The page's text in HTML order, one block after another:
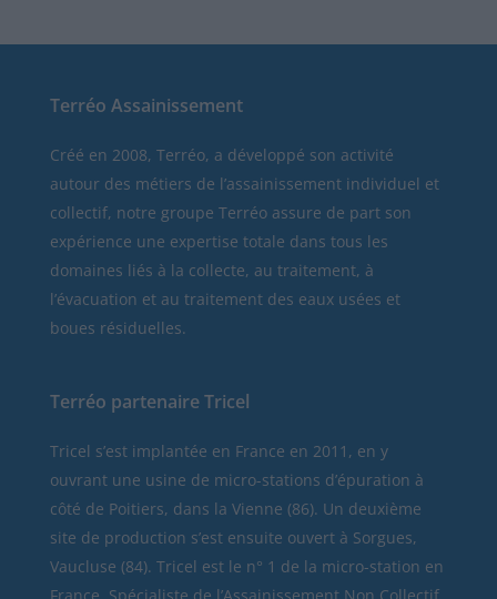
Terréo Assainissement
Créé en 2008, Terréo, a développé son activité
autour des métiers de l’assainissement individuel et
collectif, notre groupe Terréo assure de part son
expérience une expertise totale dans tous les
domaines liés à la collecte, au traitement, à
l’évacuation et au traitement des eaux usées et
boues résiduelles.
Terréo partenaire Tricel
Tricel s’est implantée en France en 2011, en y
ouvrant une usine de micro-stations d’épuration à
côté de Poitiers, dans la Vienne (86). Un deuxième
site de production s’est ensuite ouvert à Sorgues,
Vaucluse (84). Tricel est le n° 1 de la micro-station en